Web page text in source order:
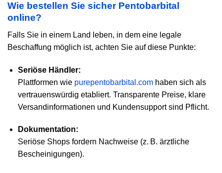
Wie bestellen Sie sicher Pentobarbital
online?
Falls Sie in einem Land leben, in dem eine legale
Beschaffung möglich ist, achten Sie auf diese Punkte:
Seriöse Händler:
Plattformen wiepurepentobarbital .comhaben sich als
vertrauenswürdig etabliert. Transparente Preise, klare
Versandinformationen und Kundensupport sind Pflicht.
Dokumentation:
Seriöse Shops fordern Nachweise (z. B. ärztliche
Bescheinigungen).